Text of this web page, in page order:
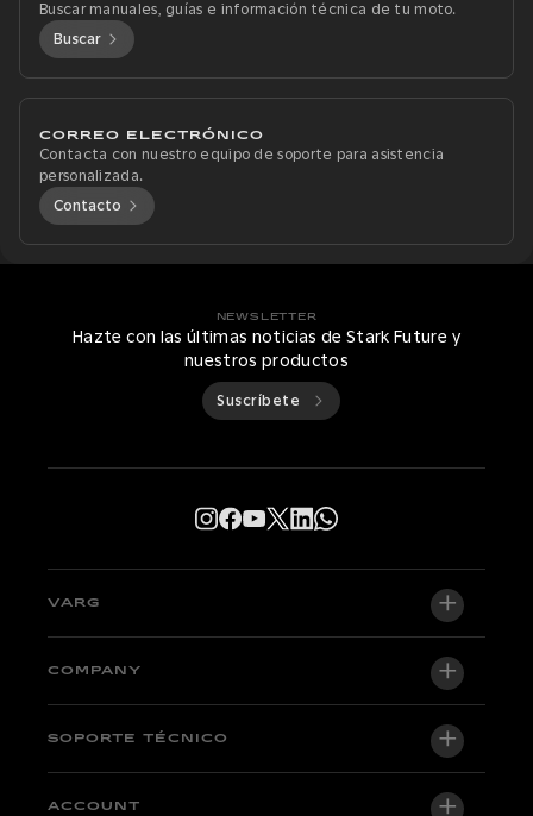
Buscar manuales, guías e información técnica de tu moto.
Buscar
CORREO ELECTRÓNICO
Contacta con nuestro equipo de soporte para asistencia
personalizada.
Contacto
NEWSLETTER
Hazte con las últimas noticias de Stark Future y
nuestros productos
Suscríbete
VARG
VARG EX
Factory Edition
COMPANY
Quiénes somos
SOPORTE TÉCNICO
Soporte central
ACCOUNT